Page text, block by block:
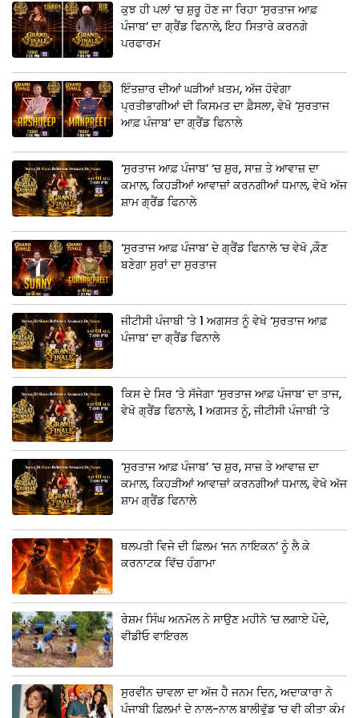
ਕੁਝ ਹੀ ਪਲਾਂ ‘ਚ ਸ਼ੁਰੂ ਹੋਣ ਜਾ ਰਿਹਾ ‘ਸੁਰਤਾਜ ਆਫ਼
ਪੰਜਾਬ’ ਦਾ ਗ੍ਰੈਂਡ ਫਿਨਾਲੇ, ਇਹ ਸਿਤਾਰੇ ਕਰਨਗੇ
ਪਰਫਾਰਮ
ਇੰਤਜ਼ਾਰ ਦੀਆਂ ਘੜੀਆਂ ਖ਼ਤਮ, ਅੱਜ ਹੋਵੇਗਾ
ਪ੍ਰਤੀਭਾਗੀਆਂ ਦੀ ਕਿਸਮਤ ਦਾ ਫ਼ੈਸਲਾ, ਵੇਖੋ ‘ਸੁਰਤਾਜ
ਆਫ਼ ਪੰਜਾਬ’ ਦਾ ਗ੍ਰੈਂਡ ਫਿਨਾਲੇ
‘ਸੁਰਤਾਜ ਆਫ਼ ਪੰਜਾਬ’ ‘ਚ ਸ਼ੁਰ, ਸਾਜ਼ ਤੇ ਆਵਾਜ਼ ਦਾ
ਕਮਾਲ, ਕਿਹੜੀਆਂ ਆਵਾਜ਼ਾਂ ਕਰਨਗੀਆਂ ਧਮਾਲ, ਵੇਖੋ ਅੱਜ
ਸ਼ਾਮ ਗ੍ਰੈਂਡ ਫਿਨਾਲੇ
‘ਸੁਰਤਾਜ ਆਫ਼ ਪੰਜਾਬ’ ਦੇ ਗ੍ਰੈਂਡ ਫਿਨਾਲੇ ‘ਚ ਵੇਖੋ ,ਕੌਣ
ਬਣੇਗਾ ਸੁਰਾਂ ਦਾ ਸੁਰਤਾਜ
ਜੀਟੀਸੀ ਪੰਜਾਬੀ ‘ਤੇ 1 ਅਗਸਤ ਨੂੰ ਵੇਖੋ ‘ਸੁਰਤਾਜ ਆਫ਼
ਪੰਜਾਬ’ ਦਾ ਗ੍ਰੈਂਡ ਫਿਨਾਲੇ
ਕਿਸ ਦੇ ਸਿਰ ‘ਤੇ ਸੱਜੇਗਾ ‘ਸੁਰਤਾਜ ਆਫ਼ ਪੰਜਾਬ’ ਦਾ ਤਾਜ,
ਵੇਖੋ ਗ੍ਰੈਂਡ ਫਿਨਾਲੇ, 1 ਅਗਸਤ ਨੂੰ, ਜੀਟੀਸੀ ਪੰਜਾਬੀ ‘ਤੇ
‘ਸੁਰਤਾਜ ਆਫ਼ ਪੰਜਾਬ’ ‘ਚ ਸ਼ੁਰ, ਸਾਜ਼ ਤੇ ਆਵਾਜ਼ ਦਾ
ਕਮਾਲ, ਕਿਹੜੀਆਂ ਆਵਾਜ਼ਾਂ ਕਰਨਗੀਆਂ ਧਮਾਲ, ਵੇਖੋ ਅੱਜ
ਸ਼ਾਮ ਗ੍ਰੈਂਡ ਫਿਨਾਲੇ
ਥਲਪਤੀ ਵਿਜੇ ਦੀ ਫ਼ਿਲਮ ‘ਜਨ ਨਾਇਕਨ’ ਨੂੰ ਲੈ ਕੇ
ਕਰਨਾਟਕ ਵਿੱਚ ਹੰਗਾਮਾ
ਰੇਸ਼ਮ ਸਿੰਘ ਅਨਮੋਲ ਨੇ ਸਾਉਣ ਮਹੀਨੇ ‘ਚ ਲਗਾਏ ਪੌਦੇ,
ਵੀਡੀਓ ਵਾਇਰਲ
ਸੁਰਵੀਨ ਚਾਵਲਾ ਦਾ ਅੱਜ ਹੈ ਜਨਮ ਦਿਨ, ਅਦਾਕਾਰਾ ਨੇ
ਪੰਜਾਬੀ ਫ਼ਿਲਮਾਂ ਦੇ ਨਾਲ-ਨਾਲ ਬਾਲੀਵੁੱਡ ‘ਚ ਵੀ ਕੀਤਾ ਕੰਮ